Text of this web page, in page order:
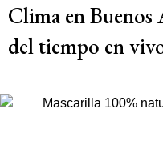
Clima en
del tiempo en